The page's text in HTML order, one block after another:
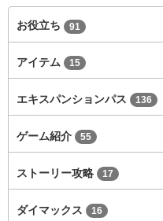
お役立ち 91
アイテム 15
エキスパンションパス 136
ゲーム紹介 55
ストーリー攻略 17
ダイマックス 16